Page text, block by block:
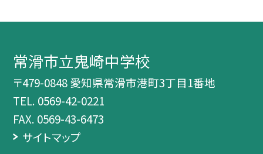
常滑市立鬼崎中学校
〒479-0848 愛知県常滑市港町3丁目1番地
TEL. 0569-42-0221
FAX. 0569-43-6473
サイトマップ